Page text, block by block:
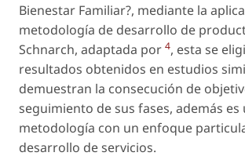
Bienestar Familiar?, mediante la
metodología de desarrollo de
Schnarch, adaptada por 4, esta se
resultados obtenidos en estudios
demuestran la consecución de
seguimiento de sus fases, además es
metodología con un enfoque
desarrollo de servicios.